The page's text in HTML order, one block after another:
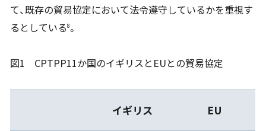
て、既存の貿易協定において法令遵守しているかを重視す
るとしている8。
図1 CPTPP11か国のイギリスとEUとの貿易協定
イギリス EU